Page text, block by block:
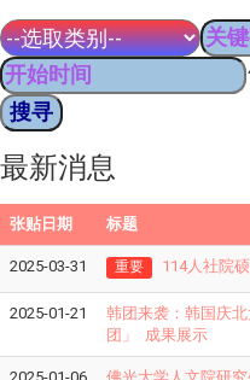
最新消息
张贴日期 标题
2025-03-31 重要 114人社院
2025-01-21
韩团来袭：韩国庆
团」 成果展示